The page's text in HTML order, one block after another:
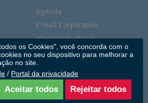
Agenda
E-mail Corporativo
Identidade Visual
IMIP Estúdio
Vídeo Institucional
Saúde Indígena
os Cookies", você concorda com o
no seu dispositivo para melhorar a
no site.
/ Portal da privacidade
Aceitar todos Rejeitar todos